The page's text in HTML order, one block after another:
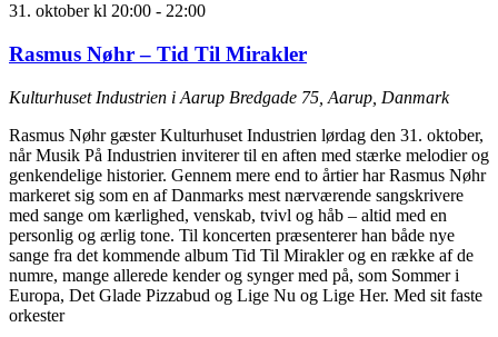
31. oktober kl 20:00 - 22:00
Rasmus Nøhr – Tid Til Mirakler
Kulturhuset Industrien i Aarup Bredgade 75, Aarup, Danmark
Rasmus Nøhr gæster Kulturhuset Industrien lørdag den 31. oktober,
når Musik På Industrien inviterer til en aften med stærke melodier og
genkendelige historier. Gennem mere end to årtier har Rasmus Nøhr
markeret sig som en af Danmarks mest nærværende sangskrivere
med sange om kærlighed, venskab, tvivl og håb – altid med en
personlig og ærlig tone. Til koncerten præsenterer han både nye
sange fra det kommende album Tid Til Mirakler og en række af de
numre, mange allerede kender og synger med på, som Sommer i
Europa, Det Glade Pizzabud og Lige Nu og Lige Her. Med sit faste
orkester